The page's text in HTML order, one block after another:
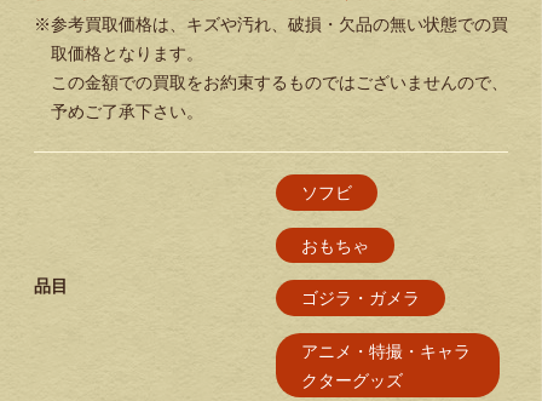
※参考買取価格は、キズや汚れ、破損・欠品の無い状態での買
取価格となります。
この金額での買取をお約束するものではございませんので、
予めご了承下さい。
品目
ソフビ
おもちゃ
ゴジラ・ガメラ
アニメ・特撮・キャラ
クターグッズ